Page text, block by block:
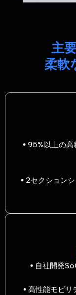
主
柔軟
• 95%以上の高
• 2セクション
• 自社開発
• 高性能モビリ